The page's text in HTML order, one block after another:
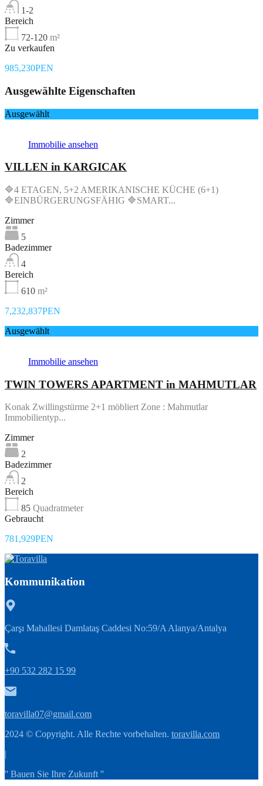
1-2
Bereich
72-120 m²
Zu verkaufen
985,230PEN
Ausgewählte Eigenschaften
Ausgewählt
Immobilie ansehen
VILLEN in KARGICAK
🔷4 ETAGEN, 5+2 AMERIKANISCHE KÜCHE (6+1)
🔷EINBÜRGERUNGSFÄHIG 🔷SMART...
Zimmer
5
Badezimmer
4
Bereich
610 m²
7,232,837PEN
Ausgewählt
Immobilie ansehen
TWIN TOWERS APARTMENT in MAHMUTLAR
Konak Zwillingstürme 2+1 möbliert Zone : Mahmutlar
Immobilientyp...
Zimmer
2
Badezimmer
2
Bereich
85 Quadratmeter
Gebraucht
781,929PEN
Kommunikation
Çarşı Mahallesi Damlataş Caddesi No:59/A Alanya/Antalya
+90 532 282 15 99
toravilla07@gmail.com
2024 © Copyright. Alle Rechte vorbehalten. toravilla.com
|
'' Bauen Sie Ihre Zukunft ''